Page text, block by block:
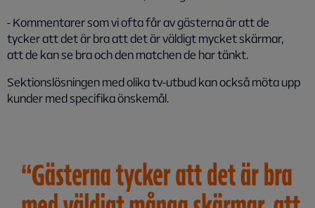
- Kommentarer som vi ofta får av gästerna är att de
tycker att det är bra att det är väldigt mycket skärmar,
att de kan se bra och den matchen de har tänkt.
Sektionslösningen med olika tv-utbud kan också möta upp
kunder med specifika önskemål.